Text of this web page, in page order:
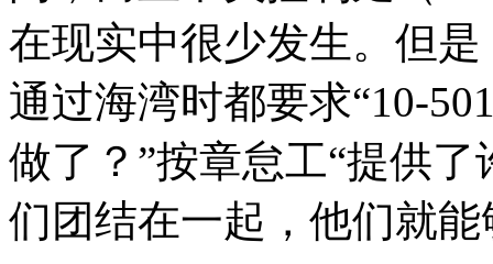
在现实中很少发生。但
通过海湾时都要求“10-
做了？”按章怠工“提供
们团结在一起，他们就